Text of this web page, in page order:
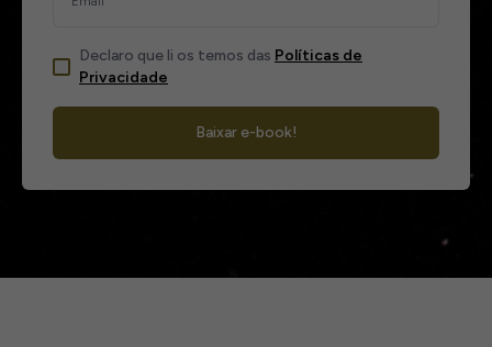
Declaro que li os temos das Políticas de
Privacidade
Baixar e-book!